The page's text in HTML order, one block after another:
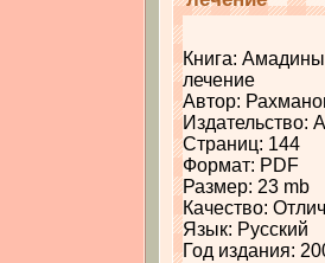
Книга:
лечение
Автор:
Издательство:
Страниц: 144
Формат: PDF
Размер: 23 mb
Качество:
Язык: Русский
Год издания: